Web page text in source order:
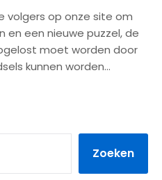
volgers op onze site om
een nieuwe puzzel, de
moet worden door
kunnen worden…
Zoeken